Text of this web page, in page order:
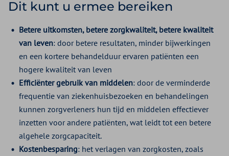
Dit kunt u ermee bereiken
Betere uitkomsten, betere zorgkwaliteit, betere kwaliteit
van leven: door betere resultaten, minder bijwerkingen
en een kortere behandelduur ervaren patiënten een
hogere kwaliteit van leven
Efficiënter gebruik van middelen: door de verminderde
frequentie van ziekenhuisbezoeken en behandelingen
kunnen zorgverleners hun tijd en middelen effectiever
inzetten voor andere patiënten, wat leidt tot een betere
algehele zorgcapaciteit.
Kostenbesparing: het verlagen van zorgkosten, zoals